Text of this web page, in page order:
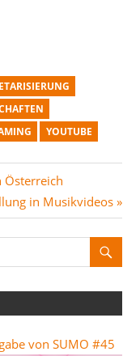
YOUTUBE
Österreich
in Musikvideos
von SUMO #45